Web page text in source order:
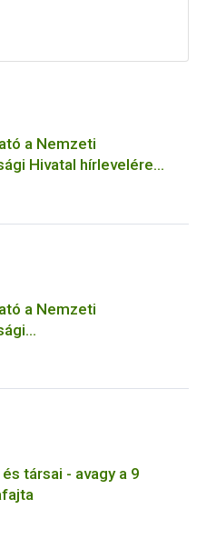
a Nemzeti
Hivatal hírlevelére
kapcsolódó
a Nemzeti
kötődő érintetti jogok
adatkezeléseihez
társai - avagy a 9